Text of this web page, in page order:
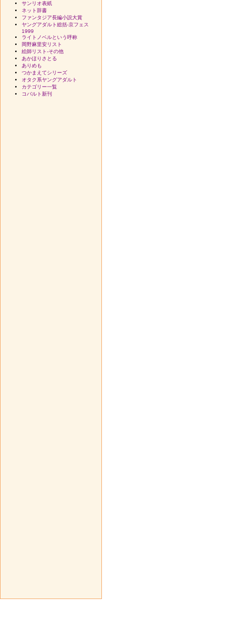
サンリオ表紙
ネット辞書
ファンタジア長編小説大賞
ヤングアダルト総括-京フェス
1999
ライトノベルという呼称
岡野麻里安リスト
絵師リスト-その他
あかほりさとる
ありめも
つかまえてシリーズ
オタク系ヤングアダルト
カテゴリー一覧
コバルト新刊